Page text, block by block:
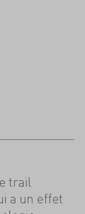
trail
a un effet